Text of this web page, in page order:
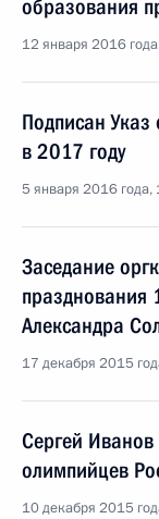
образования
12 января 2016
Подписан Указ
в 2017 году
5 января 2016 года,
Заседание
празднования
Александра
17 декабря 2015
Сергей Иванов
олимпийцев
10 декабря 2015